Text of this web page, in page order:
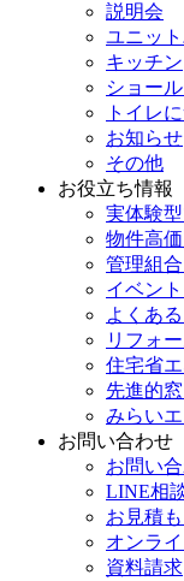
説明会
ユニッ
キッチン
ショー
トイレ
お知らせ
その他
お役立ち情報
実体験
物件高
管理組
イベン
よくあ
リフォ
住宅省
先進的
みらい
お問い合わせ
お問い
LINE相
お見積も
オンラ
資料請求